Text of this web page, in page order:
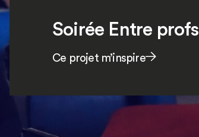
Soirée Entre profs
Ce projet m’inspire